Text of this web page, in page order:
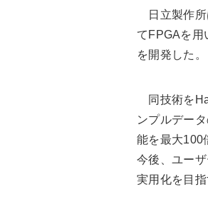
日立製作所
てFPGAを用
を開発した。
同技術を
ンプルデー
能を最大100
今後、ユー
実用化を目指